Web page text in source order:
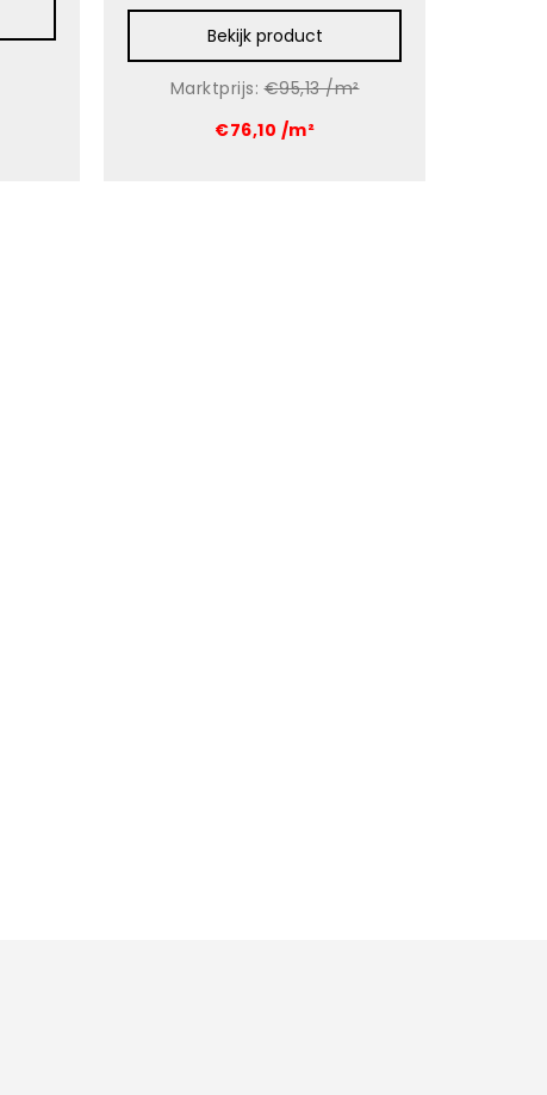
Bekijk product
Marktprijs:€95,13 /m²
€76,10 /m²